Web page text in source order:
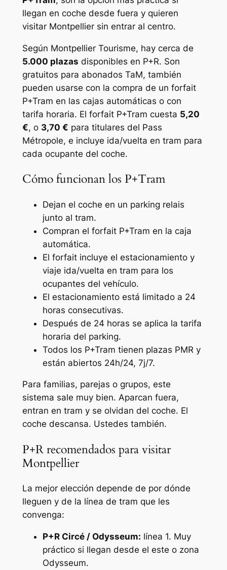
llegan en coche desde fuera y quieren
visitar Montpellier sin entrar al centro.
Según Montpellier Tourisme, hay cerca de
5.000 plazas disponibles en P+R. Son
gratuitos para abonados TaM, también
pueden usarse con la compra de un forfait
P+Tram en las cajas automáticas o con
tarifa horaria. El forfait P+Tram cuesta 5,20
€, o 3,70 € para titulares del Pass
Métropole, e incluye ida/vuelta en tram para
cada ocupante del coche.
Cómo funcionan los P+Tram
Dejan el coche en un parking relais
junto al tram.
Compran el forfait P+Tram en la caja
automática.
El forfait incluye el estacionamiento y
viaje ida/vuelta en tram para los
ocupantes del vehículo.
El estacionamiento está limitado a 24
horas consecutivas.
Después de 24 horas se aplica la tarifa
horaria del parking.
Todos los P+Tram tienen plazas PMR y
están abiertos 24h/24, 7j/7.
Para familias, parejas o grupos, este
sistema sale muy bien. Aparcan fuera,
entran en tram y se olvidan del coche. El
coche descansa. Ustedes también.
P+R recomendados para visitar
Montpellier
La mejor elección depende de por dónde
lleguen y de la línea de tram que les
convenga:
P+R Circé / Odysseum: línea 1. Muy
práctico si llegan desde el este o zona
Odysseum.